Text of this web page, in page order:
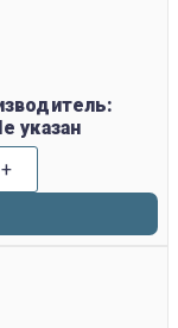
указан
+